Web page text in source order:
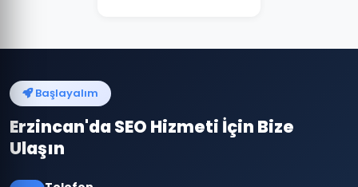
Başlayalım
Erzincan'da SEO Hizmeti İçin Bize
Ulaşın